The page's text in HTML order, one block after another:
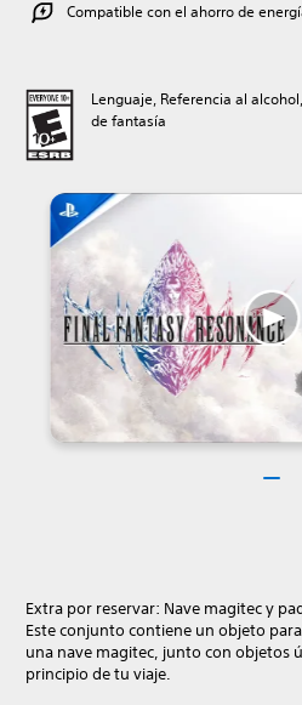
Compatible con el ahorro de
Lenguaje, Referencia al
de fantasía
Extra por reservar: Nave magitec y
Este conjunto contiene un objeto
una nave magitec, junto con objetos
principio de tu viaje.